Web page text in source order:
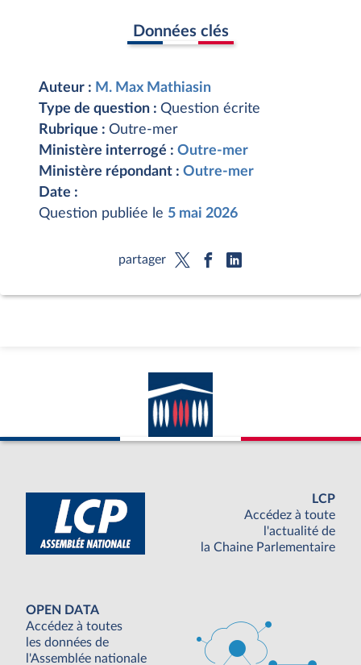
Données clés
Auteur : M. Max Mathiasin
Type de question : Question écrite
Rubrique : Outre-mer
Ministère interrogé : Outre-mer
Ministère répondant : Outre-mer
Date :
Question publiée le 5 mai 2026
partager
LCP
Accédez à toute
l'actualité de
la Chaine Parlementaire
OPEN DATA
Accédez à toutes
les données de
l'Assemblée nationale